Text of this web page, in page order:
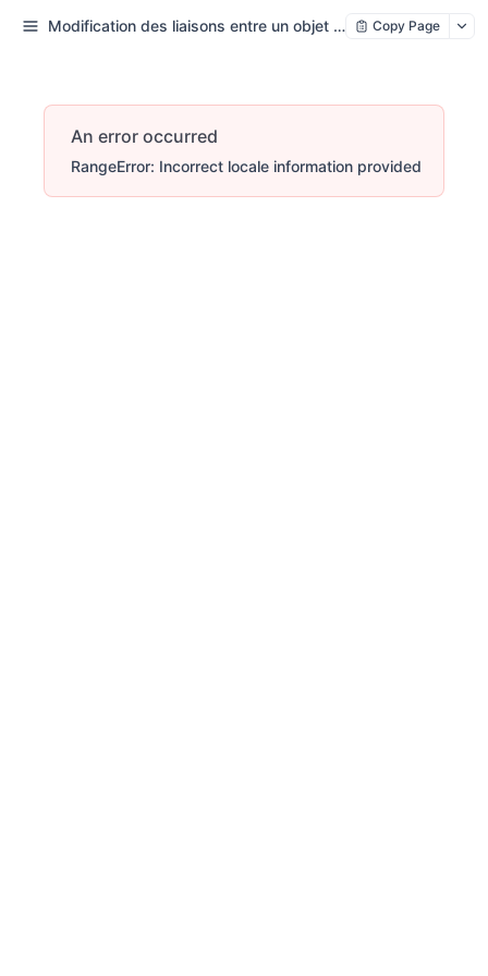
Modification des liaisons entre un objet et les classeurs Copy Page
An error occurred
RangeError: Incorrect locale information provided